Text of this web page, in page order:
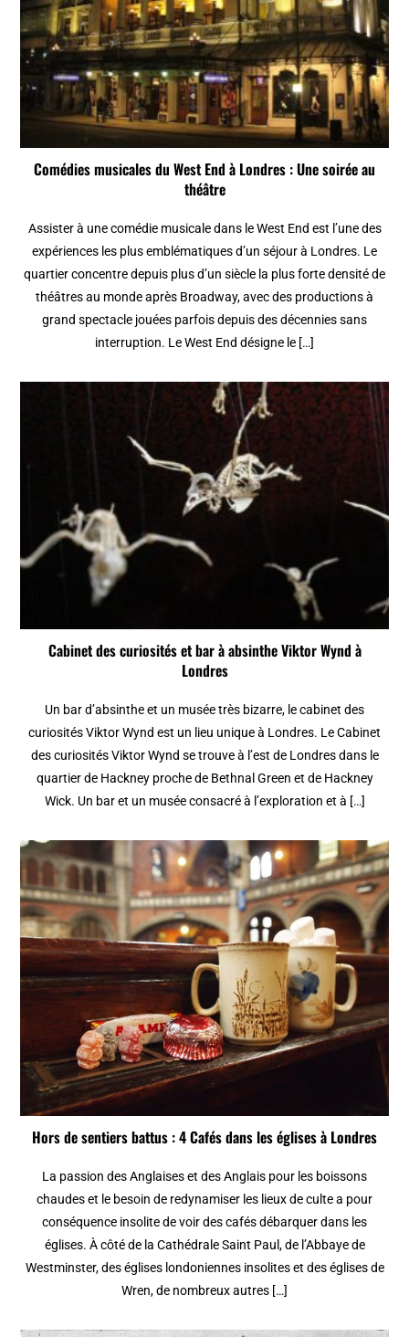
Comédies musicales du West End à Londres : Une soirée au
théâtre
Assister à une comédie musicale dans le West End est l’une des
expériences les plus emblématiques d’un séjour à Londres. Le
quartier concentre depuis plus d’un siècle la plus forte densité de
théâtres au monde après Broadway, avec des productions à
grand spectacle jouées parfois depuis des décennies sans
interruption. Le West End désigne le […]
Cabinet des curiosités et bar à absinthe Viktor Wynd à
Londres
Un bar d’absinthe et un musée très bizarre, le cabinet des
curiosités Viktor Wynd est un lieu unique à Londres. Le Cabinet
des curiosités Viktor Wynd se trouve à l’est de Londres dans le
quartier de Hackney proche de Bethnal Green et de Hackney
Wick. Un bar et un musée consacré à l’exploration et à […]
Hors de sentiers battus : 4 Cafés dans les églises à Londres
La passion des Anglaises et des Anglais pour les boissons
chaudes et le besoin de redynamiser les lieux de culte a pour
conséquence insolite de voir des cafés débarquer dans les
églises. À côté de la Cathédrale Saint Paul, de l’Abbaye de
Westminster, des églises londoniennes insolites et des églises de
Wren, de nombreux autres […]